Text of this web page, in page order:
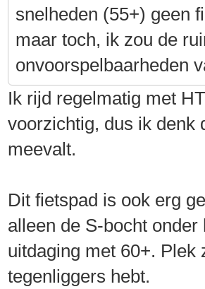
snelheden (55+) geen
maar toch, ik zou de
onvoorspelbaarheden
Ik rijd regelmatig met
voorzichtig, dus ik denk
meevalt.
Dit fietspad is ook erg
alleen de S-bocht
uitdaging met 60+. Plek
tegenliggers hebt.